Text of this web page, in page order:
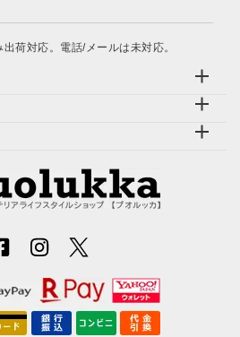
荷対応。電話/メールは未対応。